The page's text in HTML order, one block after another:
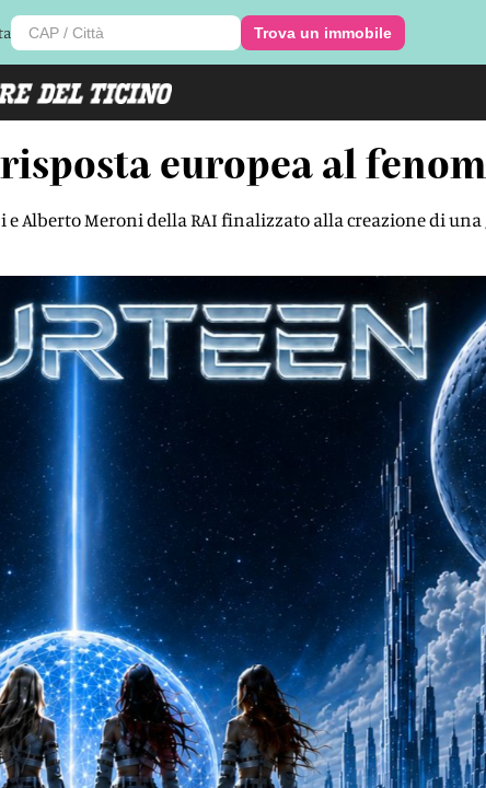
Trova un immobile
europea al
e Alberto Meroni della RAI finalizzato alla creazione di